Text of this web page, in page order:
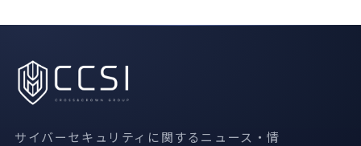
サイバーセキュリティに関するニュース・情